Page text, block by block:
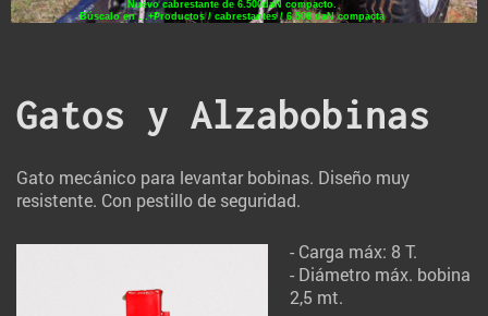
Nuevo cabrestante de 6.500daN compacto.
Búscalo en ...+Productos / cabrestantes / 6.500 daN compacta
Gatos y Alzabobinas
Gato mecánico para levantar bobinas. Diseño muy
resistente. Con pestillo de seguridad.
- Carga máx: 8 T.
- Diámetro máx. bobina
2,5 mt.